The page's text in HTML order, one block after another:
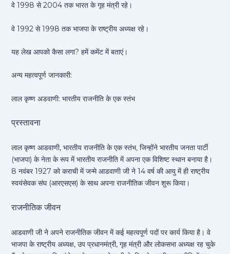
वे 1998 से 2004 तक भारत के गृह मंत्री रहे।
वे 1992 से 1998 तक भाजपा के राष्ट्रीय अध्यक्ष रहे।
यह लेख आपको कैसा लगा? हमें कमेंट में बताएं।
अन्य महत्वपूर्ण जानकारी:
लाल कृष्ण अडवाणी: भारतीय राजनीति के एक स्तंभ
प्रस्तावना
लाल कृष्ण आडवाणी, भारतीय राजनीति के एक स्तंभ, जिन्होंने भारतीय जनता पार्टी
(भाजपा) के नेता के रूप में भारतीय राजनीति में अपना एक विशिष्ट स्थान बनाया है।
8 नवंबर 1927 को कराची में जन्मे आडवाणी जी ने 14 वर्ष की आयु में ही राष्ट्रीय
स्वयंसेवक संघ (आरएसएस) के साथ अपना राजनीतिक जीवन शुरू किया।
राजनीतिक जीवन
आडवाणी जी ने अपने राजनीतिक जीवन में कई महत्वपूर्ण पदों पर कार्य किया है। वे
भाजपा के राष्ट्रीय अध्यक्ष, उप प्रधानमंत्री, गृह मंत्री और लोकसभा अध्यक्ष रह चुके